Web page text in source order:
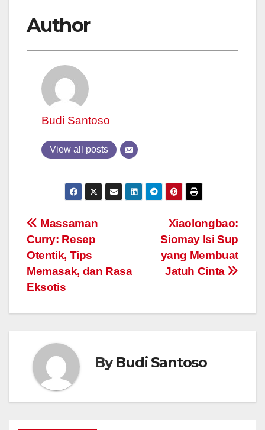
Author
Budi Santoso
View all posts
Post
navigation
Xiaolongbao:
Siomay Isi Sup
yang Membuat
Jatuh Cinta
Massaman
Curry: Resep
Otentik, Tips
Memasak, dan Rasa
Eksotis
ByBudi Santoso